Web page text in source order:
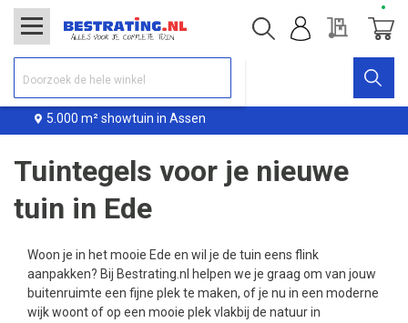
showtuin in Assen
Offerte
Tuintegels voor je nieuwe
tuin in Ede
Woon je in het mooie Ede en wil je de tuin eens flink
aanpakken? Bij Bestrating.nl helpen we je graag om van jouw
buitenruimte een fijne plek te maken, of je nu in een moderne
wijk woont of op een mooie plek vlakbij de natuur in